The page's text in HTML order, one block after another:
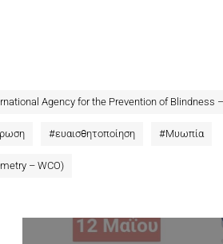
Agency for the Prevention of Blindness
#ευαισθητοποίηση #Μυωπία
– WCO)